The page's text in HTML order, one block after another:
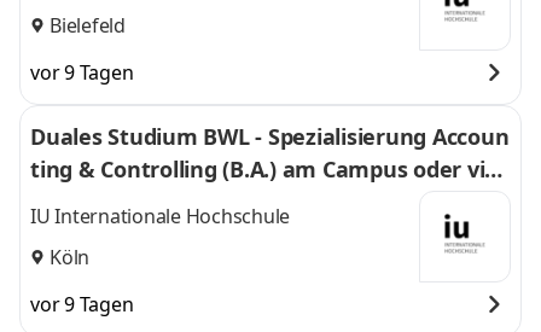
Bielefeld
vor 9 Tagen
Duales Studium BWL - Spezialisierung Accoun
ting & Controlling (B.A.) am Campus oder virt
uell
IU Internationale Hochschule
Köln
vor 9 Tagen